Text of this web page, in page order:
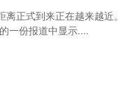
正式到来正在越来越近。
一份报道中显示....